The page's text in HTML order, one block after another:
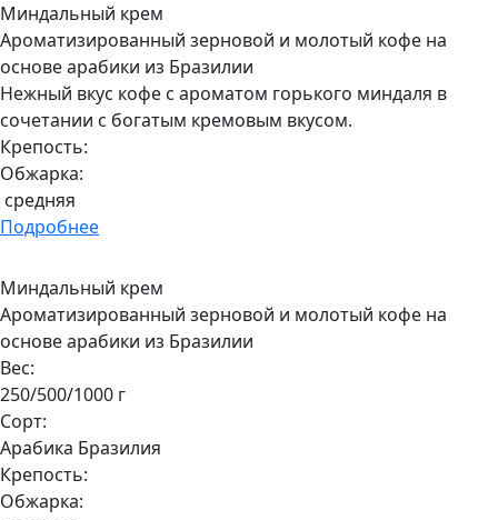
Миндальный крем
Ароматизированный зерновой и молотый кофе на
основе арабики из Бразилии
Нежный вкус кофе с ароматом горького миндаля в
сочетании с богатым кремовым вкусом.
Крепость:
Обжарка:
средняя
Подробнее
Миндальный крем
Ароматизированный зерновой и молотый кофе на
основе арабики из Бразилии
Вес:
250/500/1000 г
Сорт:
Арабика Бразилия
Крепость:
Обжарка: